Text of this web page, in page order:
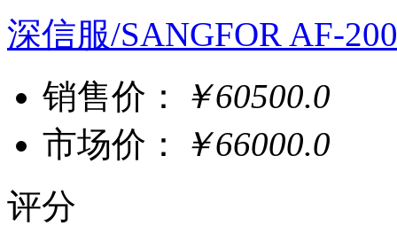
深信服/SANGFOR AF-
销售价：
￥60500.0
市场价：
￥66000.0
评分